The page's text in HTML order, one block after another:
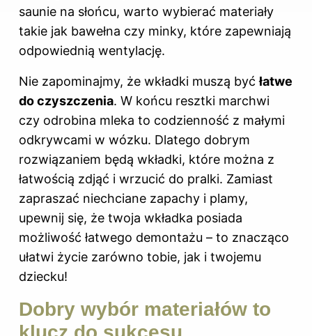
saunie na słońcu, warto wybierać materiały
takie jak bawełna czy minky, które zapewniają
odpowiednią wentylację.
Nie zapominajmy, że wkładki muszą byćłatwe
do czyszczenia. W końcu resztki marchwi
czy odrobina mleka to codzienność z małymi
odkrywcami w wózku. Dlatego dobrym
rozwiązaniem będą wkładki, które można z
łatwością zdjąć i wrzucić do pralki. Zamiast
zapraszać niechciane zapachy i plamy,
upewnij się, że twoja wkładka posiada
możliwość łatwego demontażu – to znacząco
ułatwi życie zarówno tobie, jak i twojemu
dziecku!
Dobry wybór materiałów to